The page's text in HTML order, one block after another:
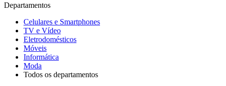
Departamentos
Celulares e Smartphones
TV e Vídeo
Eletrodomésticos
Móveis
Informática
Moda
Todos os departamentos